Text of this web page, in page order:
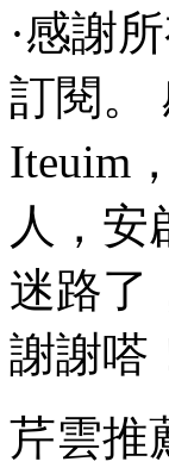
·感謝
訂閱。
Iteuim
人，安
迷路了
謝謝嗒
芹雲推